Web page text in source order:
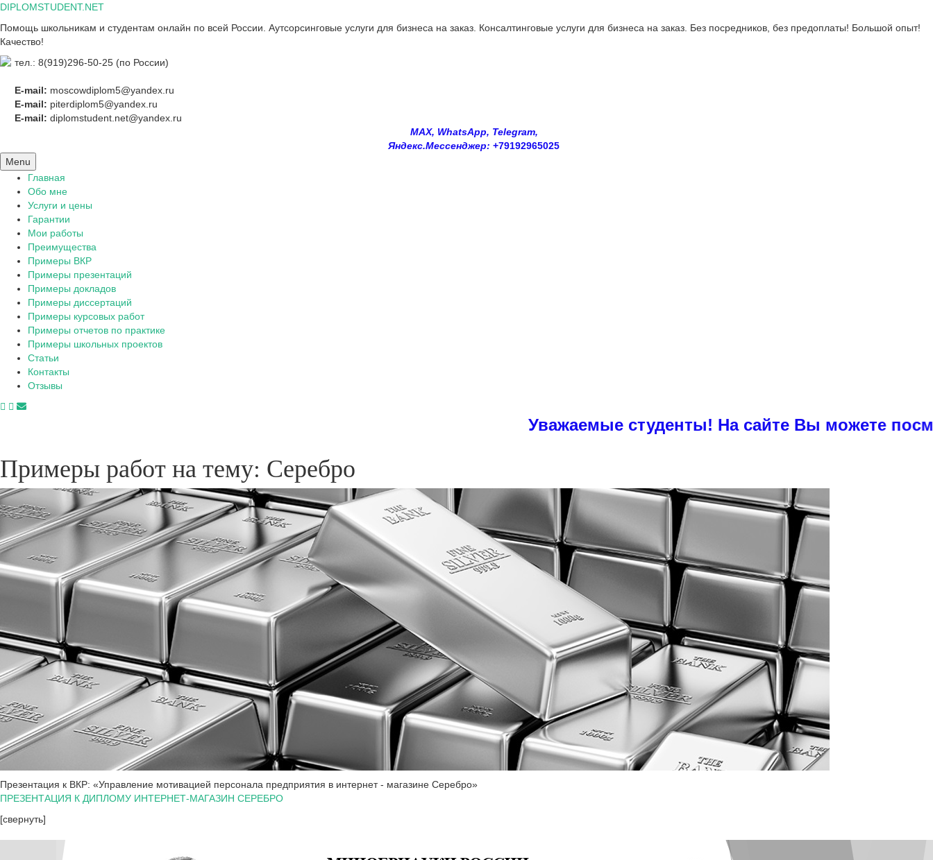
Skip
content
DIPLOMSTUDENT.NET
Помощь школьникам и студентам онлайн по всей России. Аутсорсинговые услуги для бизнеса на заказ. Консалтинговые услуги для бизнеса на заказ. Без посредников, без предоплаты! Большой опыт!
Качество!
тел.: 8(919)296-50-25 (по России)
E-mail: moscowdiplom5@yandex.ru
E-mail: piterdiplom5@yandex.ru
E-mail: diplomstudent.net@yandex.ru
MAX, WhatsApp, Telegram,
Яндекс.Мессенджер: +79192965025
Menu
Главная
Обо мне
Услуги и цены
Гарантии
Мои работы
Преимущества
Примеры ВКР
Примеры презентаций
Примеры докладов
Примеры диссертаций
Примеры курсовых работ
Примеры отчетов по практике
Примеры школьных проектов
Статьи
Контакты
Отзывы
Уважаемые студенты! На сайте Вы можете посмотреть
Примеры работ на тему: Серебро
Презентация к ВКР: «Управление мотивацией персонала предприятия в интернет - магазине Серебро»
ПРЕЗЕНТАЦИЯ К ДИПЛОМУ ИНТЕРНЕТ-МАГАЗИН СЕРЕБРО
[свернуть]